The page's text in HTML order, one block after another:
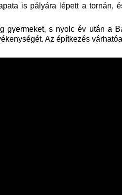
is pályára lépett a
s nyolc év után a
Az építkezés